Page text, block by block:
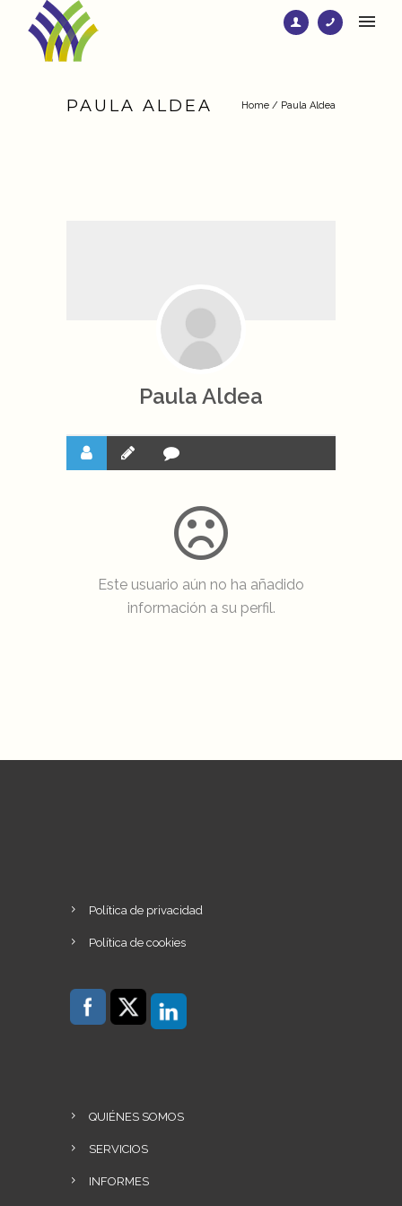
PAULA ALDEA Home / Paula Aldea
Paula Aldea
Este usuario aún no ha añadido
información a su perfil.
Política de privacidad
Política de cookies
QUIÉNES SOMOS
SERVICIOS
INFORMES